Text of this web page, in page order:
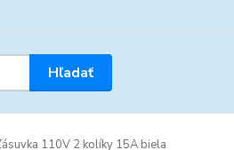
Hľadať
110V 2 kolíky 15A biela